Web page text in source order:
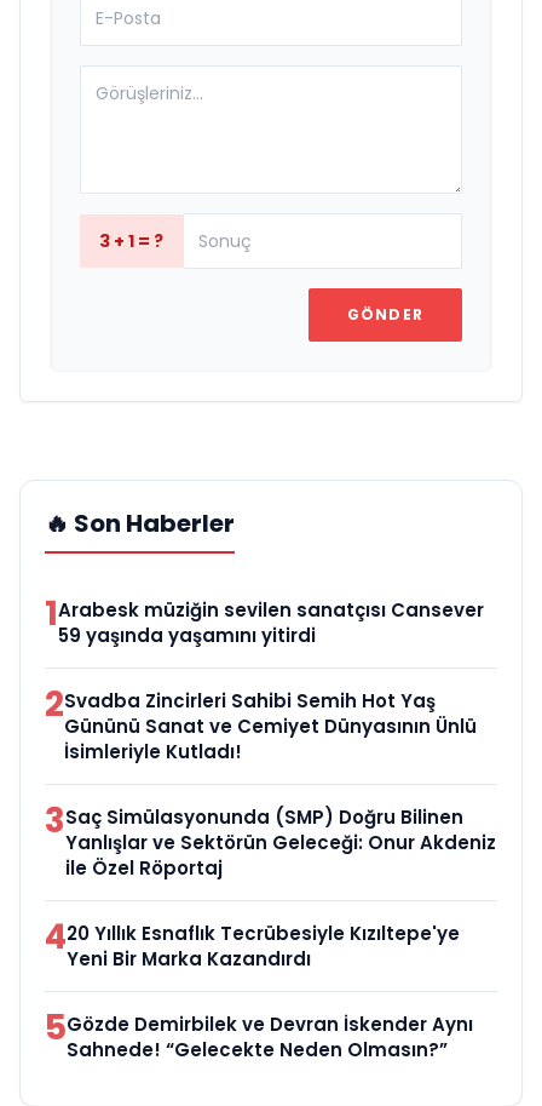
3 + 1 = ?
GÖNDER
🔥 Son Haberler
1Arabesk müziğin sevilen sanatçısı Cansever
59 yaşında yaşamını yitirdi
2Svadba Zincirleri Sahibi Semih Hot Yaş
Gününü Sanat ve Cemiyet Dünyasının Ünlü
İsimleriyle Kutladı!
3Saç Simülasyonunda (SMP) Doğru Bilinen
Yanlışlar ve Sektörün Geleceği: Onur Akdeniz
ile Özel Röportaj
420 Yıllık Esnaflık Tecrübesiyle Kızıltepe'ye
Yeni Bir Marka Kazandırdı
5Gözde Demirbilek ve Devran İskender Aynı
Sahnede! “Gelecekte Neden Olmasın?”